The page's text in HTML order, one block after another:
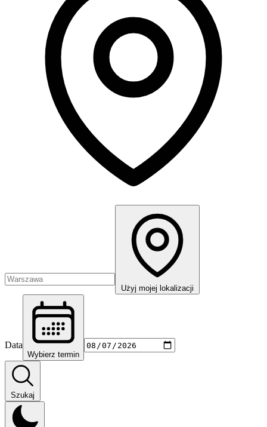
Użyj mojej lokalizacji
Data
Wybierz termin
Szukaj